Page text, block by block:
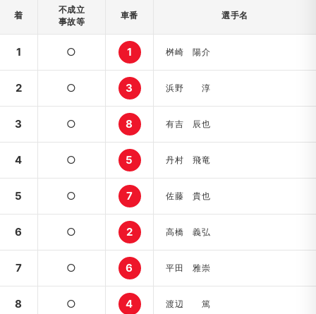
着
不成立
事故等
車番 選手名
1 ○ 1 桝崎 陽介
2 ○ 3 浜野 淳
3 ○ 8 有吉 辰也
4 ○ 5 丹村 飛竜
5 ○ 7 佐藤 貴也
6 ○ 2 高橋 義弘
7 ○ 6 平田 雅崇
8 ○ 4 渡辺 篤